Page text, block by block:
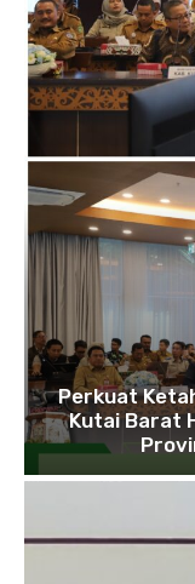
Perkuat
Kutai Barat